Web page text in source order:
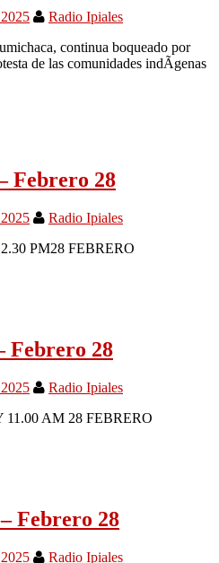
Radio Ipiales
continua boqueado por
de las comunidades indÃ­genas
Febrero 28
Radio Ipiales
PM28 FEBRERO
Febrero 28
Radio Ipiales
11.00 AM 28 FEBRERO
Febrero 28
Radio Ipiales